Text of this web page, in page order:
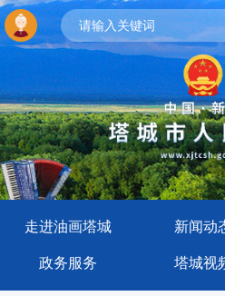
走进油画塔城 新闻动
政务服务 塔城视